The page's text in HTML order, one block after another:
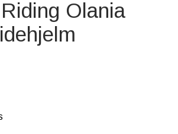
HEST & TILBEHØR
SKOLE, KREA & TILBEHØR
Olania